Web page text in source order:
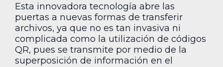
Esta innovadora tecnología abre las
puertas a nuevas formas de transferir
archivos, ya que no es tan invasiva ni
complicada como la utilización de códigos
QR, pues se transmite por medio de la
superposición de información en el